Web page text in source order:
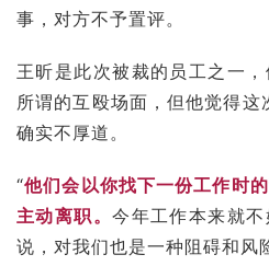
事，对方不予置评。
王昕是此次被裁的员工之一
所谓的互殴场面，但他觉得
确实不厚道。
“他们会以你找下一份工作时
主动离职。今年工作本来就
说，对我们也是一种阻碍和风